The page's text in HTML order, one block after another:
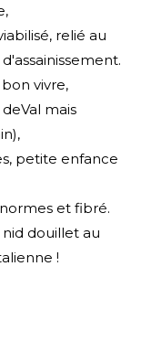
relié au
vivre,
mais
petite enfance
et fibré.
douillet au
!